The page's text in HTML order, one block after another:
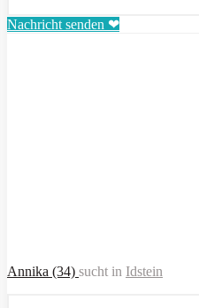
Nachricht senden ❤
Annika (34) sucht in Idstein